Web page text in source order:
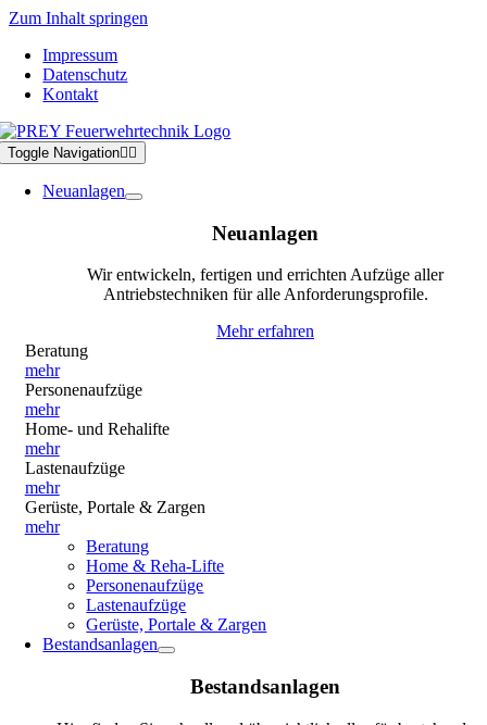
Zum Inhalt springen
Impressum
Datenschutz
Kontakt
Toggle Navigation
Neuanlagen
Neuanlagen
Wir entwickeln, fertigen und errichten Aufzüge aller
Antriebstechniken für alle Anforderungsprofile.
Mehr erfahren
Beratung
mehr
Personenaufzüge
mehr
Home- und Rehalifte
mehr
Lastenaufzüge
mehr
Gerüste, Portale & Zargen
mehr
Beratung
Home & Reha-Lifte
Personenaufzüge
Lastenaufzüge
Gerüste, Portale & Zargen
Bestandsanlagen
Bestandsanlagen